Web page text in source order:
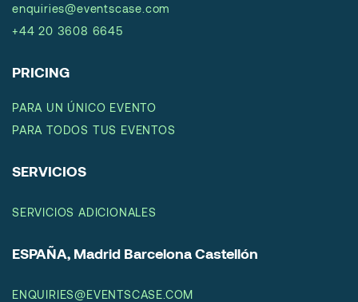
enquiries@eventscase.com
+44 20 3608 6645
PRICING
PARA UN ÚNICO EVENTO
PARA TODOS TUS EVENTOS
SERVICIOS
SERVICIOS ADICIONALES
ESPAÑA, Madrid Barcelona Castellón
ENQUIRIES@EVENTSCASE.COM